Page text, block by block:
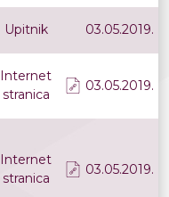
Upitnik 03.05.2019.
Internet
stranica
03.05.2019.
Internet
stranica
03.05.2019.